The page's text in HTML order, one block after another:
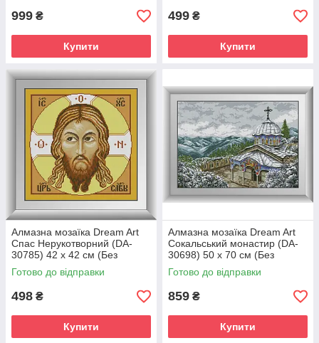
999 ₴
Купити
499 ₴
Купити
Алмазна мозаїка Dream Art
Спас Нерукотворний (DA-
30785) 42 x 42 см (Без
підрамника)
Готово до відправки
498 ₴
Купити
Алмазна мозаїка Dream Art
Сокальський монастир (DA-
30698) 50 х 70 см (Без
підрамника)
Готово до відправки
859 ₴
Купити